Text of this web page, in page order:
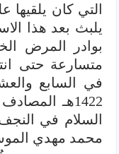
التي كان
يلبث بعد هذا
بوادر المرض
متسارعة حتى
في السابع
السلام في
محمد مهدي